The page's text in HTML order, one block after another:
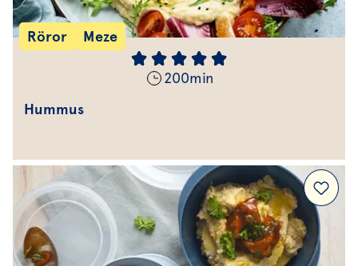
Röror Meze
200min
Hummus